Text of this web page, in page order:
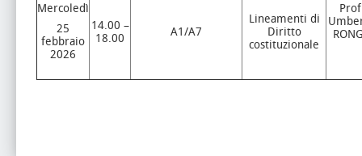
Mercoledì
25
febbraio
2026
14.00 –
18.00
A1/A7
Lineamenti di
Diritto
costituzionale